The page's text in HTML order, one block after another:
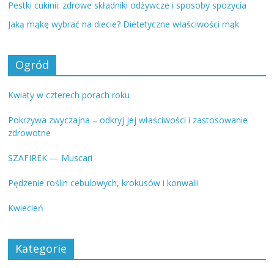
Pestki cukinii: zdrowe składniki odżywcze i sposoby spożycia
Jaką mąkę wybrać na diecie? Dietetyczne właściwości mąk
Ogród
Kwiaty w czterech porach roku
Pokrzywa zwyczajna – odkryj jej właściwości i zastosowanie
zdrowotne
SZAFIREK — Muscari
Pędzenie roślin cebulowych, krokusów i konwalii
Kwiecień
Kategorie